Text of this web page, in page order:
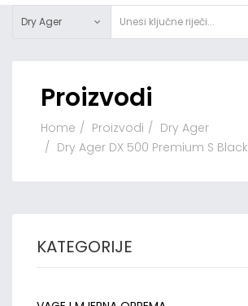
Dry Ager
Proizvodi
Home Proizvodi
Dry Ager
Dry Ager DX 500 Premium S Black
KATEGORIJE